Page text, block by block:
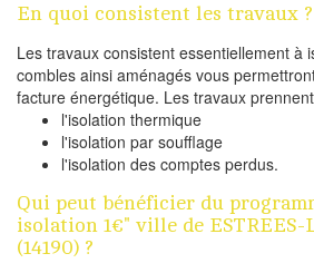
En quoi consistent les travaux ?
Les travaux consistent essentiellement à
combles ainsi aménagés vous
facture énergétique. Les travaux
l'isolation thermique
l'isolation par soufflage
l'isolation des comptes perdus.
Qui peut bénéficier du
isolation 1€" ville de ESTREES-
(14190) ?